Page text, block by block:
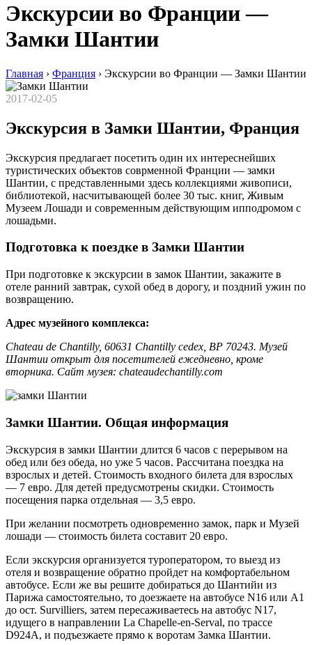
Экскурсии во Франции —
Замки Шантии
Главная › Франция › Экскурсии во Франции — Замки Шантии
2017-02-05
Экскурсия в Замки Шантии, Франция
Экскурсия предлагает посетить один их интереснейших
туристических объектов соврменной Франции — замки
Шантии, с представленными здесь коллекциями живописи,
библиотекой, насчитывающей более 30 тыс. книг, Живым
Музеем Лошади и современным действующим ипподромом с
лошадьми.
Подготовка к поездке в Замки Шантии
При подготовке к экскурсии в замок Шантии, закажите в
отеле ранний завтрак, сухой обед в дорогу, и поздний ужин по
возвращению.
Адрес музейного комплекса:
Chateau de Chantilly, 60631 Chantilly cedex, BP 70243. Музей
Шантии открыт для посетителей ежедневно, кроме
вторника. Сайт музея: chateaudechantilly.com
Замки Шантии. Общая информация
Экскурсия в замки Шантии длится 6 часов с перерывом на
обед или без обеда, но уже 5 часов. Рассчитана поездка на
взрослых и детей. Стоимость входного билета для взрослых
— 7 евро. Для детей предусмотрены скидки. Стоимость
посещения парка отдельная — 3,5 евро.
При желании посмотреть одновременно замок, парк и Музей
лошади — стоимость билета составит 20 евро.
Если экскурсия организуется туроператором, то выезд из
отеля и возвращение обратно пройдет на комфортабельном
автобусе. Если же вы решите добираться до Шантийи из
Парижа самостоятельно, то доезжаете на автобусе N16 или А1
до ост. Survilliers, затем пересаживаетесь на автобус N17,
идущего в направлении La Chapelle-en-Serval, по трассе
D924A, и подъезжаете прямо к воротам Замка Шантии.